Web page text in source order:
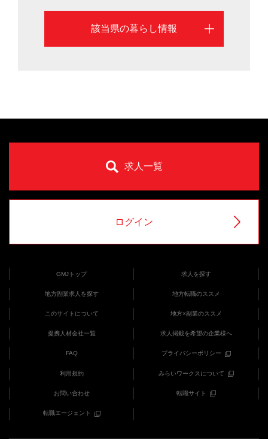
該当県の暮らし情報
求人一覧
ログイン
GMJトップ 求人を探す
地方副業求人を探す 地方転職のススメ
このサイトについて 地方×副業のススメ
提携人材会社一覧 求人掲載を希望の企業様へ
FAQ プライバシーポリシー
利用規約 みらいワークスについて
お問い合わせ 転職サイト
転職エージェント